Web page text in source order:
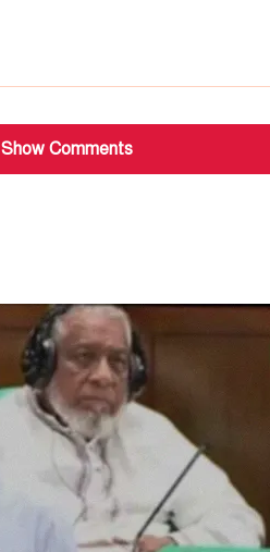
Show Comments